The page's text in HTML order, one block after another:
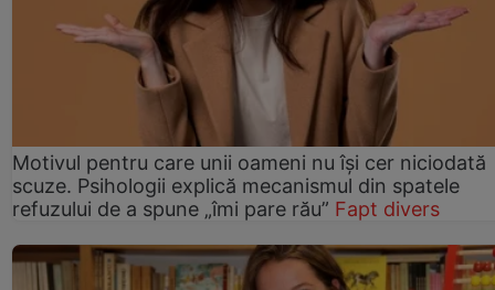
Motivul pentru care unii oameni nu își cer niciodată
scuze. Psihologii explică mecanismul din spatele
refuzului de a spune „îmi pare rău” Fapt divers